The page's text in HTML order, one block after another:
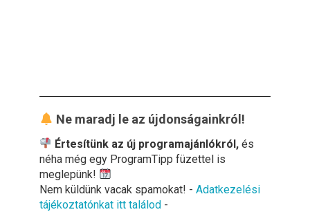
Ne maradj le az újdonságainkról!
Értesítünk az új programajánlókról, és
néha még egy ProgramTipp füzettel is
meglepünk!
Nem küldünk vacak spamokat! - Adatkezelési
tájékoztatónkat itt találod-